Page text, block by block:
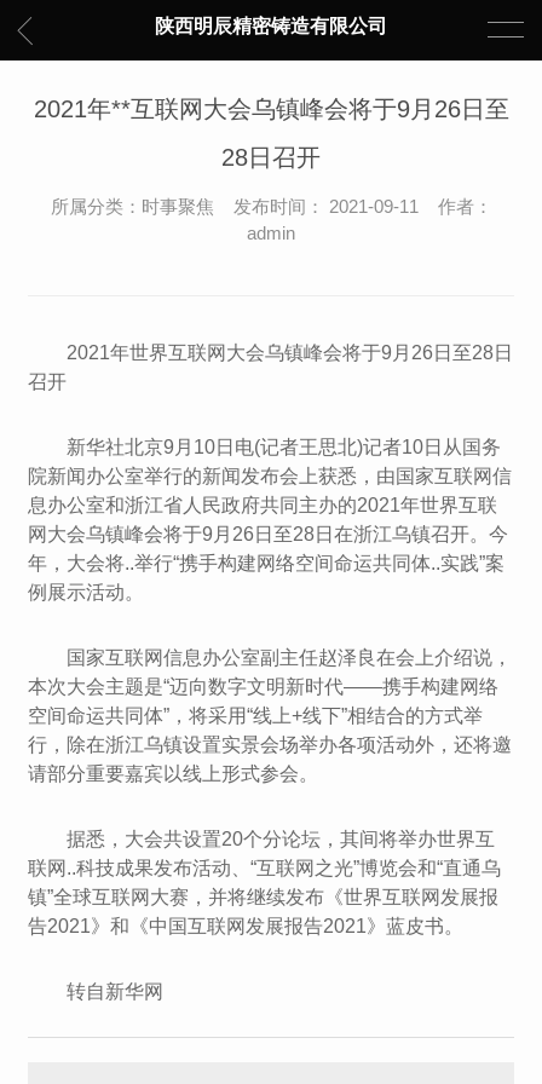
陕西明辰精密铸造有限公司
2021年**互联网大会乌镇峰会将于9月26日至
28日召开
所属分类：时事聚焦 发布时间： 2021-09-11 作者：
admin
2021年世界互联网大会乌镇峰会将于9月26日至28日
召开
新华社北京9月10日电(记者王思北)记者10日从国务
院新闻办公室举行的新闻发布会上获悉，由国家互联网信
息办公室和浙江省人民政府共同主办的2021年世界互联
网大会乌镇峰会将于9月26日至28日在浙江乌镇召开。今
年，大会将..举行“携手构建网络空间命运共同体..实践”案
例展示活动。
国家互联网信息办公室副主任赵泽良在会上介绍说，
本次大会主题是“迈向数字文明新时代——携手构建网络
空间命运共同体”，将采用“线上+线下”相结合的方式举
行，除在浙江乌镇设置实景会场举办各项活动外，还将邀
请部分重要嘉宾以线上形式参会。
据悉，大会共设置20个分论坛，其间将举办世界互
联网..科技成果发布活动、“互联网之光”博览会和“直通乌
镇”全球互联网大赛，并将继续发布《世界互联网发展报
告2021》和《中国互联网发展报告2021》蓝皮书。
转自新华网